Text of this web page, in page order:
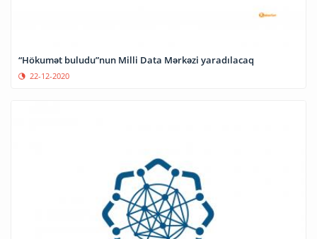
“Hökumət buludu”nun Milli Data Mərkəzi yaradılacaq
22-12-2020